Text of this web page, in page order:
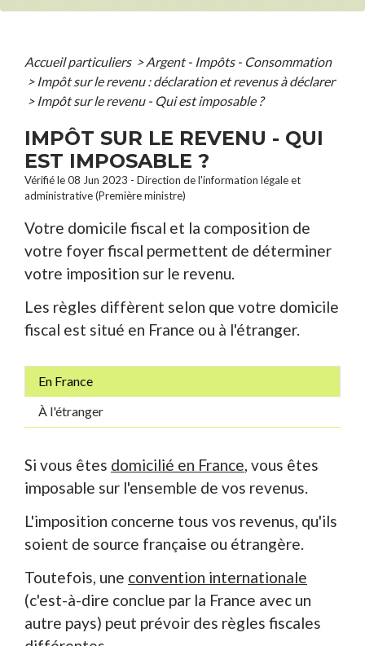
Accueil particuliers > Argent - Impôts - Consommation
> Impôt sur le revenu : déclaration et revenus à déclarer
> Impôt sur le revenu - Qui est imposable ?
IMPÔT SUR LE REVENU - QUI
EST IMPOSABLE ?
Vérifié le 08 Jun 2023 - Direction de l'information légale et
administrative (Première ministre)
Votre domicile fiscal et la composition de
votre foyer fiscal permettent de déterminer
votre imposition sur le revenu.
Les règles diffèrent selon que votre domicile
fiscal est situé en France ou à l'étranger.
En France
À l'étranger
Si vous êtes domicilié en France, vous êtes
imposable sur l'ensemble de vos revenus.
L'imposition concerne tous vos revenus, qu'ils
soient de source française ou étrangère.
Toutefois, une convention internationale
(c'est-à-dire conclue par la France avec un
autre pays) peut prévoir des règles fiscales